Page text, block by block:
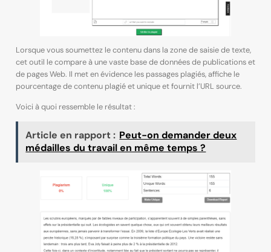
Lorsque vous soumettez le contenu dans la zone de saisie de texte,
cet outil le compare à une vaste base de données de publications et
de pages Web. Il met en évidence les passages plagiés, affiche le
pourcentage de contenu plagié et unique et fournit l’URL source.
Voici à quoi ressemble le résultat :
Article en rapport : Peut-on demander deux
médailles du travail en même temps ?